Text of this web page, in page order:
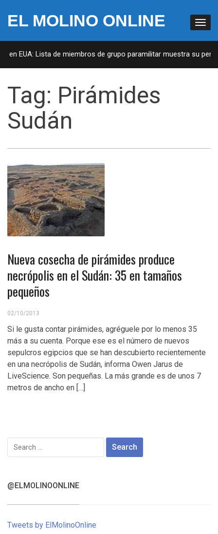
EL MOLINO ONLINE
EUA: Lista de miembros de grupo paramilitar muestra su
Tag: Pirámides
Sudán
Nueva cosecha de pirámides produce
necrópolis en el Sudán: 35 en tamaños
pequeños
02/10/2013
Si le gusta contar pirámides, agréguele por lo menos 35
más a su cuenta. Porque ese es el número de nuevos
sepulcros egipcios que se han descubierto recientemente
en una necrópolis de Sudán, informa Owen Jarus de
LiveScience. Son pequeñas. La más grande es de unos 7
metros de ancho en […]
Search
for:
@ELMOLINOONLINE
Tweets by ElMolinoOnline